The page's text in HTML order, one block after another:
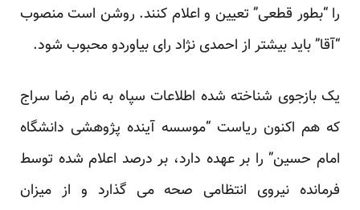
را “بطور قطعی” تعیین و اعلام کنند. روشن است منصوب
“آقا” باید بیشتر از احمدی نژاد رای بیاوردو محبوب شود.
یک بازجوی شناخته شده اطلاعات سپاه به نام رضا سراج
که هم اکنون ریاست “موسسه آینده پژوهشی دانشگاه
امام حسین” را بر عهده دارد، بر درصد اعلام شده توسط
فرمانده نیروی انتظامی صحه می گذارد و از میزان